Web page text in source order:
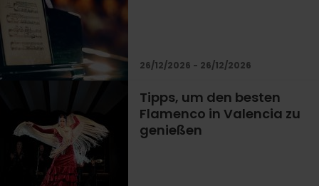
26/12/2026 - 26/12/2026
Tipps, um den besten
Flamenco in Valencia zu
genießen